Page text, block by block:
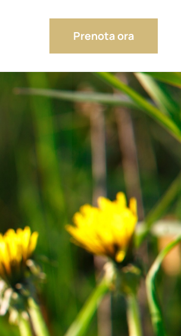
Prenota ora